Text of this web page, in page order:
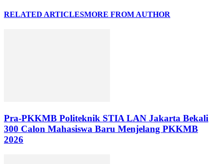
RELATED ARTICLESMORE FROM AUTHOR
Pra-PKKMB Politeknik STIA LAN Jakarta Bekali
300 Calon Mahasiswa Baru Menjelang PKKMB
2026